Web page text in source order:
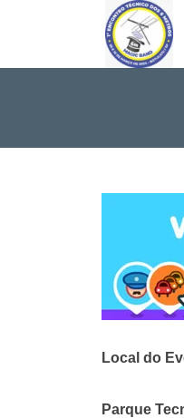
Local do
Parque